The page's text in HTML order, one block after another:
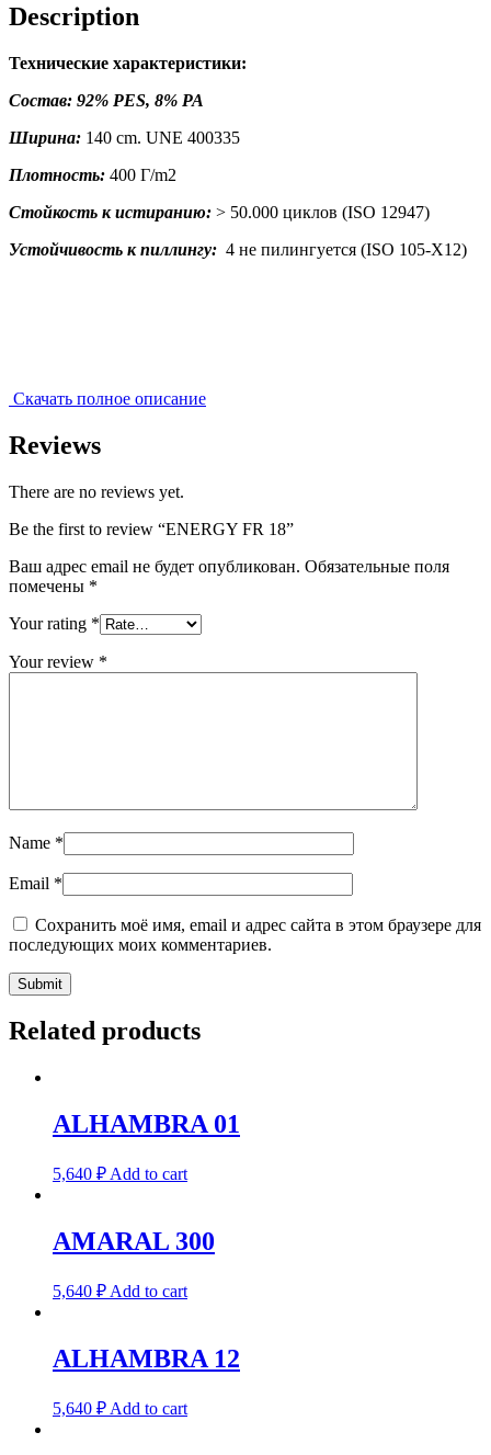
Description
Технические характеристики:
Состав: 92% PES, 8% PA
Ширина: 140 cm. UNE 400335
Плотность: 400 Г/m2
Стойкость к истиранию: > 50.000 циклов (ISO 12947)
Устойчивость к пиллингу: 4 не пилингуется (ISO 105-X12)
Скачать полное описание
Reviews
There are no reviews yet.
Be the first to review “ENERGY FR 18”
Ваш адрес email не будет опубликован. Обязательные поля
помечены *
Your rating *
Your review *
Name *
Email *
Сохранить моё имя, email и адрес сайта в этом браузере для
последующих моих комментариев.
Related products
ALHAMBRA 01
5,640 ₽ Add to cart
AMARAL 300
5,640 ₽ Add to cart
ALHAMBRA 12
5,640 ₽ Add to cart